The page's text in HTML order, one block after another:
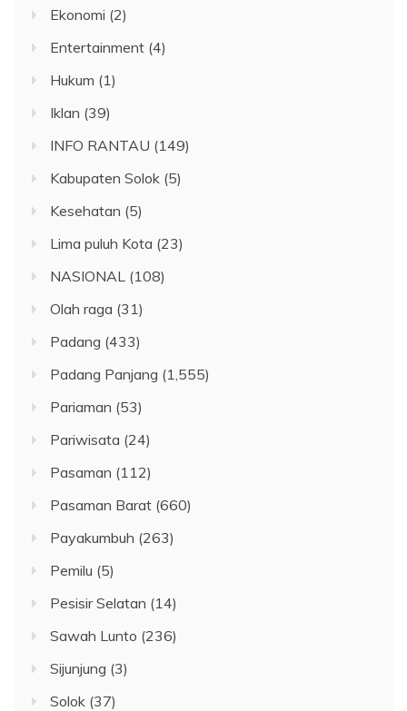
Ekonomi (2)
Entertainment (4)
Hukum (1)
Iklan (39)
INFO RANTAU (149)
Kabupaten Solok (5)
Kesehatan (5)
Lima puluh Kota (23)
NASIONAL (108)
Olah raga (31)
Padang (433)
Padang Panjang (1,555)
Pariaman (53)
Pariwisata (24)
Pasaman (112)
Pasaman Barat (660)
Payakumbuh (263)
Pemilu (5)
Pesisir Selatan (14)
Sawah Lunto (236)
Sijunjung (3)
Solok (37)